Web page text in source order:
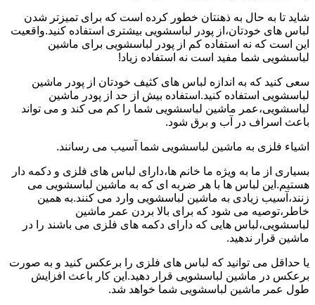
شاید تا به حال به ذهنتان خطور کرده است که برای تمیزتر شدن
لباس های خودتان،از پودر لباسشویی بیشتری استفاده کنید.واقعیت
این است که نه استفاده کم از پودر لباسشویی برای ماشین
لباسشویی شما مفید است نه استفاده زیاد!
سعی کنید که به اندازه لباس های کثیف خودتان از پودر ماشین
لباسشویی استفاده کنید.استفاده بیش از حد از پودر ماشین
لباسشویی،عمر ماشین لباسشویی شما را کم می کند و می تواند
باعث اسراف در آب و برق شود.
اشیاء فلزی به ماشین لباسشویی شما آسیب می رسانند.
بسیاری از ما به ویژه ما خانم ها،دارای لباس های فلزی و دکمه دار
هستیم.این لباس ها با هر ضربه ای که به ماشین لباسشویی می
زنند،آسیب زیادی به ماشین لباسشویی وارد می کنند.به همین
خاطر،توصیه می شود که برای بالا بردن عمر ماشین
لباسشویی،لباس هایی که دارای دکمه های فلزی می باشند را در
ماشین قرار ندهید.
یا حداقل می توانید که لباس های فلزی را برعکس کنید و به صورت
برعکس در ماشین لباسشویی قرار دهید.این کار باعث افزایش
طول عمر ماشین لباسشویی شما خواهد شد.